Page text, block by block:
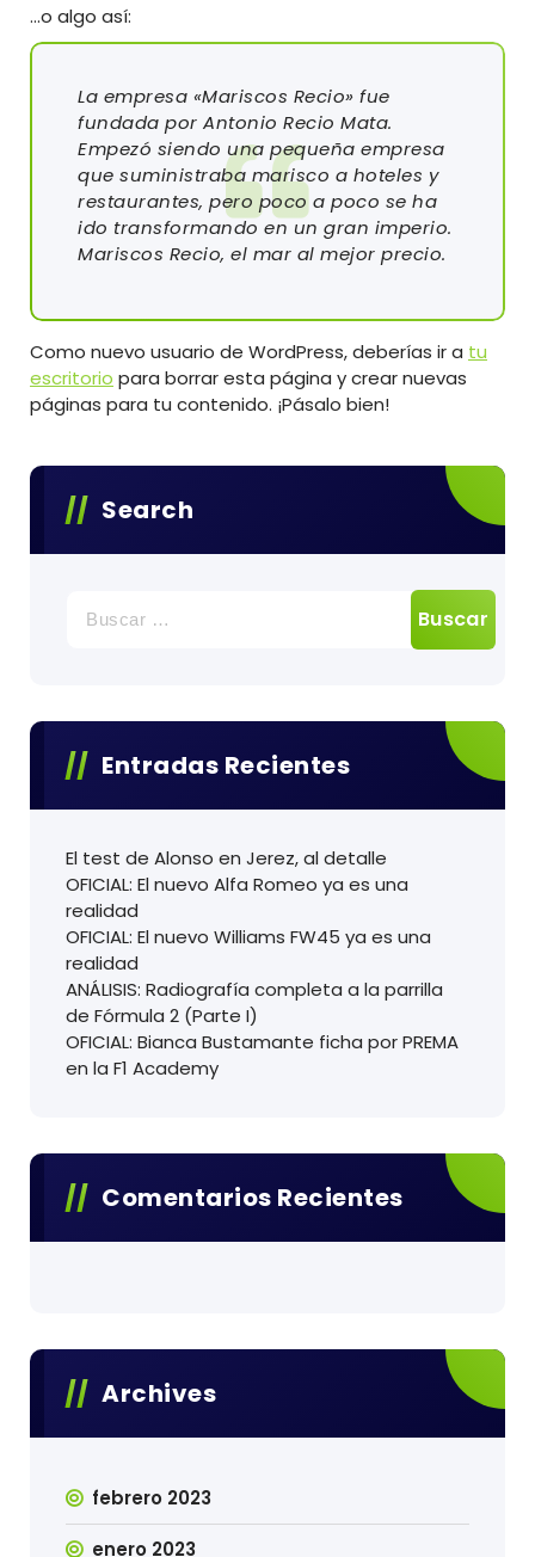
…o algo así:
La empresa «Mariscos Recio» fue
fundada por Antonio Recio Mata.
Empezó siendo una pequeña empresa
que suministraba marisco a hoteles y
restaurantes, pero poco a poco se ha
ido transformando en un gran imperio.
Mariscos Recio, el mar al mejor precio.
Como nuevo usuario de WordPress, deberías ir a tu
escritorio para borrar esta página y crear nuevas
páginas para tu contenido. ¡Pásalo bien!
Search
Entradas Recientes
El test de Alonso en Jerez, al detalle
OFICIAL: El nuevo Alfa Romeo ya es una
realidad
OFICIAL: El nuevo Williams FW45 ya es una
realidad
ANÁLISIS: Radiografía completa a la parrilla
de Fórmula 2 (Parte I)
OFICIAL: Bianca Bustamante ficha por PREMA
en la F1 Academy
Comentarios Recientes
Archives
febrero 2023
enero 2023